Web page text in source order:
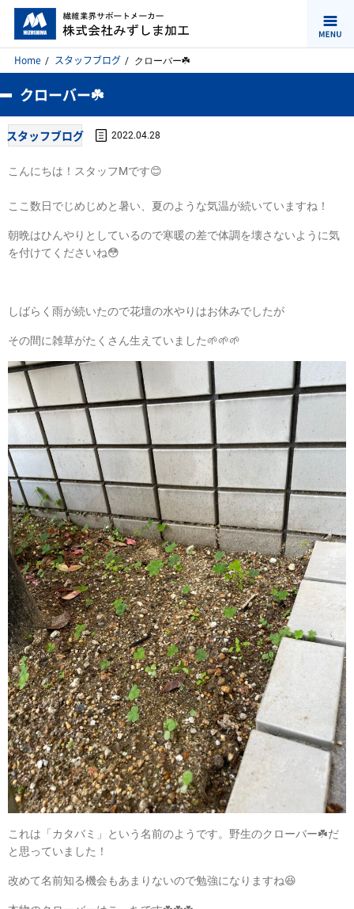
Home スタッフブログ クローバー☘️
クローバー☘️
スタッフブログ 2022.04.28
こんにちは！スタッフMです😊
ここ数日でじめじめと暑い、夏のような気温が続いていますね！
朝晩はひんやりとしているので寒暖の差で体調を壊さないように気
を付けてくださいね😳
しばらく雨が続いたので花壇の水やりはお休みでしたが
その間に雑草がたくさん生えていました🌱🌱🌱
これは「カタバミ」という名前のようです。野生のクローバー☘️だ
と思っていました！
改めて名前知る機会もあまりないので勉強になりますね😆